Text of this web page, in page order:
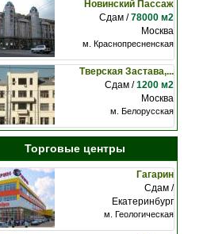
Новинский Пассаж
Сдам /78000 м2
Москва
м. Краснопресненская
Тверская Застава,...
Сдам /1200 м2
Москва
м. Белорусская
Торговые центры
Гагарин
Сдам /
Екатеринбург
м. Геологическая